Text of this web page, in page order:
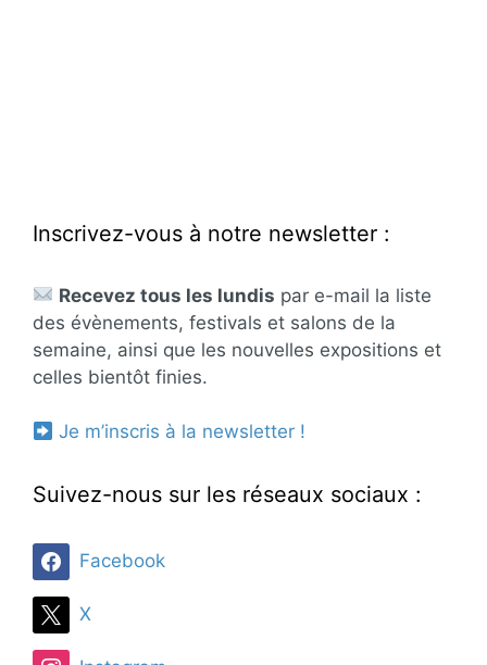
Inscrivez-vous à notre newsletter :
Recevez tous les lundis par e-mail la liste
des évènements, festivals et salons de la
semaine, ainsi que les nouvelles expositions et
celles bientôt finies.
Je m’inscris à la newsletter !
Suivez-nous sur les réseaux sociaux :
Facebook
X